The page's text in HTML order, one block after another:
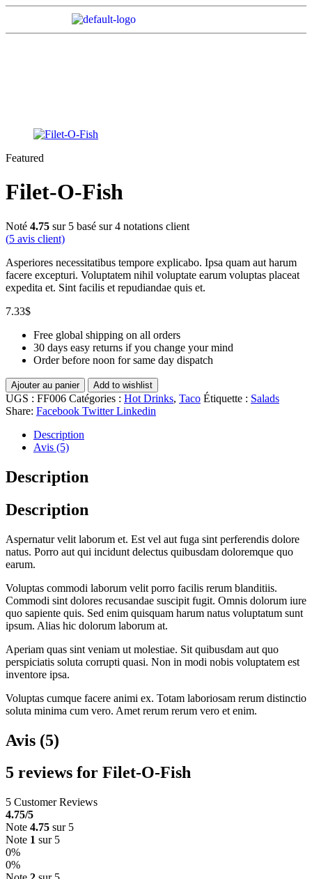
Featured
Filet-O-Fish
Noté 4.75 sur 5 basé sur4 notations client
(5 avis client)
Asperiores necessitatibus tempore explicabo. Ipsa quam aut harum
facere excepturi. Voluptatem nihil voluptate earum voluptas placeat
expedita et. Sint facilis et repudiandae quis et.
7.33$
Free global shipping on all orders
30 days easy returns if you change your mind
Order before noon for same day dispatch
Ajouter au panier Add to wishlist
UGS : FF006 Catégories : Hot Drinks, Taco Étiquette : Salads
Share: Facebook Twitter Linkedin
Description
Avis (5)
Description
Description
Aspernatur velit laborum et. Est vel aut fuga sint perferendis dolore
natus. Porro aut qui incidunt delectus quibusdam doloremque quo
earum.
Voluptas commodi laborum velit porro facilis rerum blanditiis.
Commodi sint dolores recusandae suscipit fugit. Omnis dolorum iure
quo sapiente quis. Sed enim quisquam harum natus voluptatum sunt
ipsum. Alias hic dolorum laborum at.
Aperiam quas sint veniam ut molestiae. Sit quibusdam aut quo
perspiciatis soluta corrupti quasi. Non in modi nobis voluptatem est
inventore ipsa.
Voluptas cumque facere animi ex. Totam laboriosam rerum distinctio
soluta minima cum vero. Amet rerum rerum vero et enim.
Avis (5)
5 reviews for Filet-O-Fish
5 Customer Reviews
4.75/5
Note 4.75 sur 5
Note 1 sur 5
0%
0%